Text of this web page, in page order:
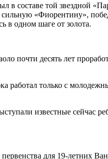
в составе той звездной
сильную «Фиорентину»,
в одном шаге от золота.
почти десять лет
только с
известные сейчас
для 19-летних